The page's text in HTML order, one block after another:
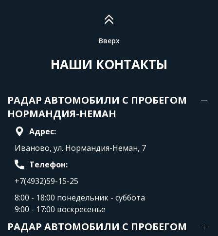
Вверх
НАШИ КОНТАКТЫ
РАДАР АВТОМОБИЛИ С ПРОБЕГОМ
НОРМАНДИЯ-НЕМАН
Адрес:
Иваново, ул. Нормандия-Неман, 7
Телефон:
+7(4932)59-15-25
8:00 - 18:00 понедельник - суббота
9:00 - 17:00 воскресенье
РАДАР АВТОМОБИЛИ С ПРОБЕГОМ